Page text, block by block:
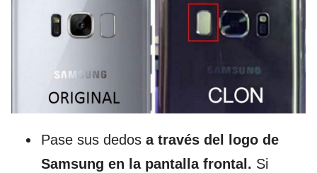
Pase sus dedos a través del logo de
Samsung en la pantalla frontal. Si